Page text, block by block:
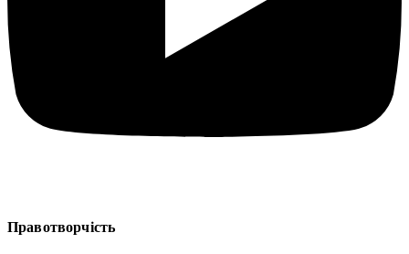
Правотворчість